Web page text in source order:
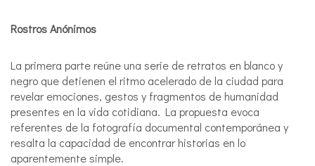
Rostros Anónimos
La primera parte reúne una serie de retratos en blanco y
negro que detienen el ritmo acelerado de la ciudad para
revelar emociones, gestos y fragmentos de humanidad
presentes en la vida cotidiana. La propuesta evoca
referentes de la fotografía documental contemporánea y
resalta la capacidad de encontrar historias en lo
aparentemente simple.